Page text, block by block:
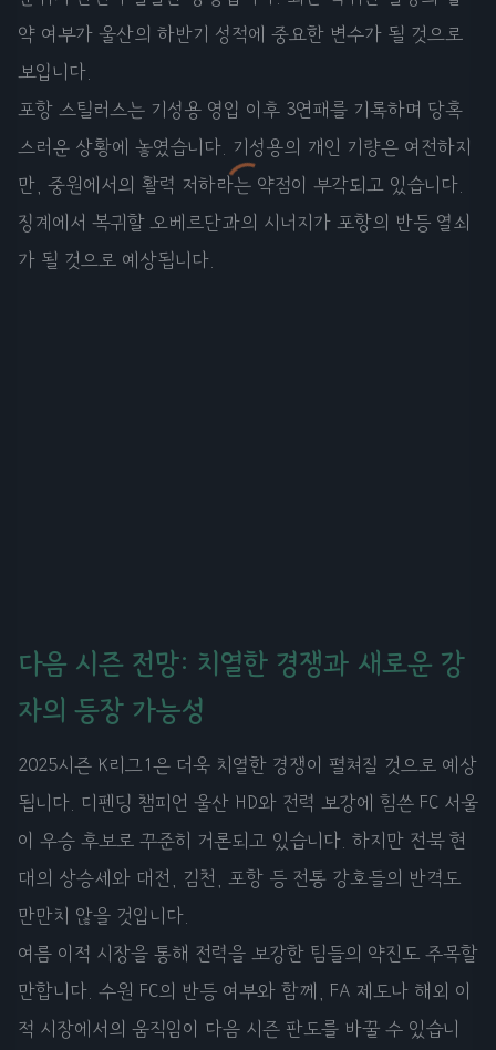
약 여부가 울산의 하반기 성적에 중요한 변수가 될 것으로
보입니다.
포항 스틸러스는 기성용 영입 이후 3연패를 기록하며 당혹
스러운 상황에 놓였습니다. 기성용의 개인 기량은 여전하지
만, 중원에서의 활력 저하라는 약점이 부각되고 있습니다.
징계에서 복귀할 오베르단과의 시너지가 포항의 반등 열쇠
가 될 것으로 예상됩니다.
다음 시즌 전망: 치열한 경쟁과 새로운 강
자의 등장 가능성
2025시즌 K리그1은 더욱 치열한 경쟁이 펼쳐질 것으로 예상
됩니다. 디펜딩 챔피언 울산 HD와 전력 보강에 힘쓴 FC 서울
이 우승 후보로 꾸준히 거론되고 있습니다. 하지만 전북 현
대의 상승세와 대전, 김천, 포항 등 전통 강호들의 반격도
만만치 않을 것입니다.
여름 이적 시장을 통해 전력을 보강한 팀들의 약진도 주목할
만합니다. 수원 FC의 반등 여부와 함께, FA 제도나 해외 이
적 시장에서의 움직임이 다음 시즌 판도를 바꿀 수 있습니